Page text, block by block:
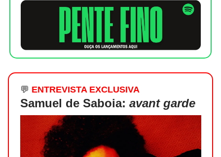
💬 ENTREVISTA EXCLUSIVA
Samuel de Saboia: avant garde